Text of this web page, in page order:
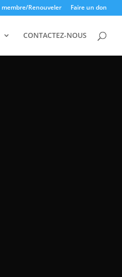
membre/Renouveler Faire un don
CONTACTEZ-NOUS